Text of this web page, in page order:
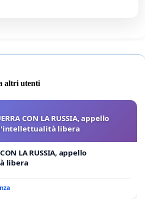
altri utenti
CON LA RUSSIA, appello
libera
LA RUSSIA, appello
libera